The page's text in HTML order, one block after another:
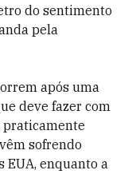
do sentimento
pela
após uma
deve fazer com
praticamente
sofrendo
EUA, enquanto a